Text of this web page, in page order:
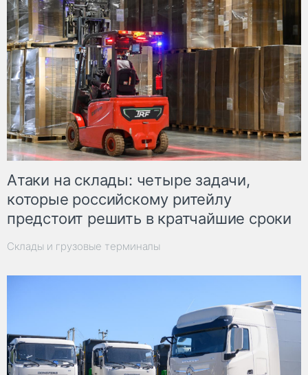
Атаки на склады: четыре задачи,
которые российскому ритейлу
предстоит решить в кратчайшие сроки
Склады и грузовые терминалы